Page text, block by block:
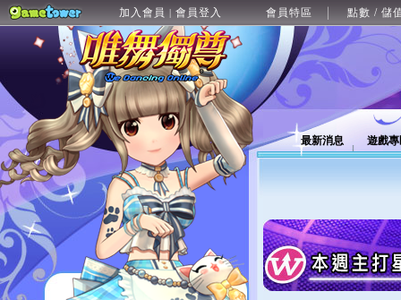
加入會員 | 會員登入 會員特區 點數 / 儲
最新消息 遊戲